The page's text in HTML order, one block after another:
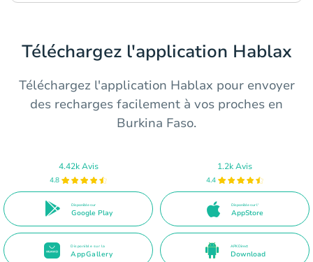
Téléchargez l'application Hablax
Téléchargez l'application Hablax pour envoyer
des recharges facilement à vos proches en
Burkina Faso.
4.42k Avis
4.8
Disponible sur
Google Play
1.2k Avis
4.4
Disponible sur l'
AppStore
Disponible sur la
AppGallery
APK Direct
Download